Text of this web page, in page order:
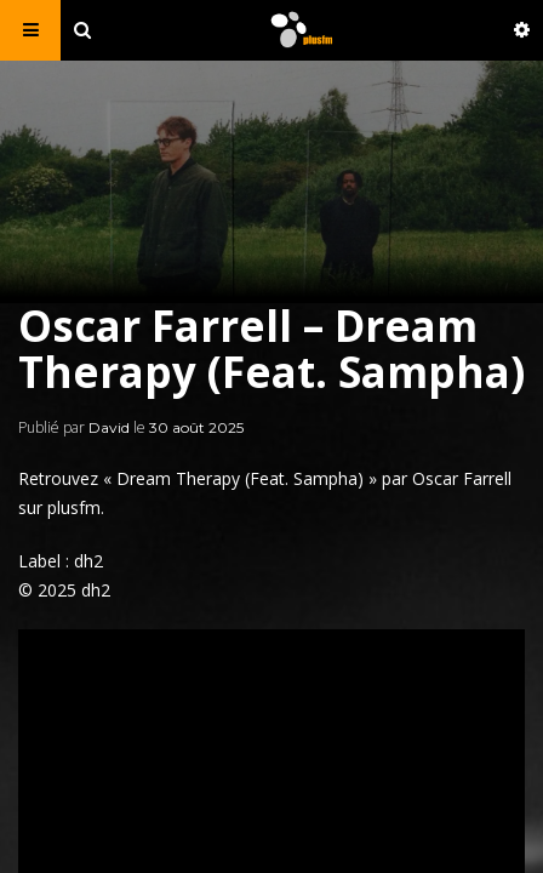
Oscar Farrell – Dream
Therapy (Feat. Sampha)
Publié par David le 30 août 2025
Retrouvez « Dream Therapy (Feat. Sampha) » par Oscar Farrell
sur plusfm.
Label : dh2
© 2025 dh2